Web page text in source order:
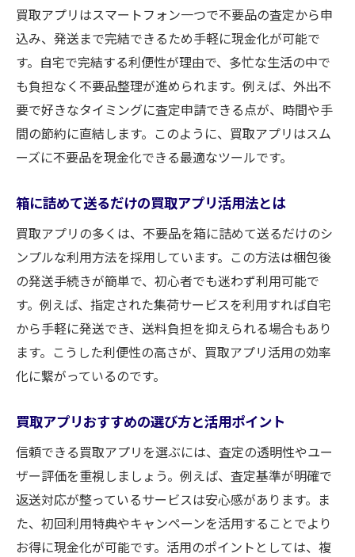
箱に詰めて送るだけの買取アプリ活用術
箱に詰めて送るだけ買取アプリの仕組みと
流れ
服やゲームも箱に詰めて買取アプリで現金
化
口コミで話題の箱で送る買取アプリの魅力
手軽な買取を実現する箱詰め活用術まとめ
おすすめ買取アプリでスムーズな現金化を
体感
写真を撮るだけで買取が完了する仕組み解説
写真を撮るだけの買取アプリの流れと特徴
買取アプリで写真査定が便利な理由を徹底
解説
スマホひとつで買取が完結する手軽さの秘
写真で簡単に買取価格が分かるアプリ活用
法
買取アプリで写真査定を活かすコツと注意
点
買取アプリはスマートフォン一つで不要品の査定から申
込み、発送まで完結できるため手軽に現金化が可能で
す。自宅で完結する利便性が理由で、多忙な生活の中で
も負担なく不要品整理が進められます。例えば、外出不
要で好きなタイミングに査定申請できる点が、時間や手
間の節約に直結します。このように、買取アプリはスム
ーズに不要品を現金化できる最適なツールです。
箱に詰めて送るだけの買取アプリ活用法とは
買取アプリの多くは、不要品を箱に詰めて送るだけのシ
ンプルな利用方法を採用しています。この方法は梱包後
の発送手続きが簡単で、初心者でも迷わず利用可能で
す。例えば、指定された集荷サービスを利用すれば自宅
から手軽に発送でき、送料負担を抑えられる場合もあり
ます。こうした利便性の高さが、買取アプリ活用の効率
化に繋がっているのです。
買取アプリおすすめの選び方と活用ポイント
信頼できる買取アプリを選ぶには、査定の透明性やユー
ザー評価を重視しましょう。例えば、査定基準が明確で
返送対応が整っているサービスは安心感があります。ま
た、初回利用特典やキャンペーンを活用することでより
お得に現金化が可能です。活用のポイントとしては、複